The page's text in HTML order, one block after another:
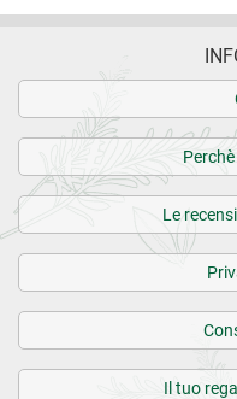
Le
Il tuo